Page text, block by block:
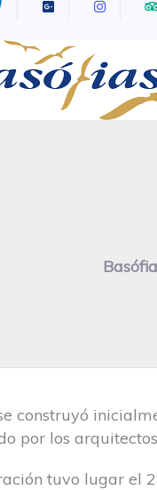
construyó
por los
tuvo lugar el